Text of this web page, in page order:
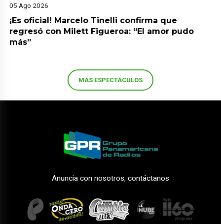
05 Ago 2026
¡Es oficial! Marcelo Tinelli confirma que
regresó con Milett Figueroa: “El amor pudo
más”
MÁS ESPECTÁCULOS
Anuncia con nosotros, contáctanos